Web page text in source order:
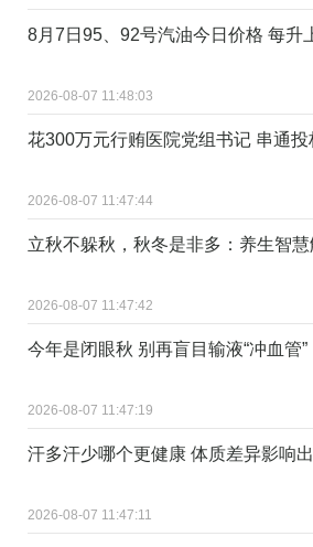
8月7日95、92号汽油今日价格 每升
2026-08-07 11:48:03
花300万元行贿医院党组书记 串通
2026-08-07 11:47:44
立秋不躲秋，秋冬是非多：养生智
2026-08-07 11:47:42
今年是闭眼秋 别再盲目输液“冲血管”
2026-08-07 11:47:19
汗多汗少哪个更健康 体质差异影响
2026-08-07 11:47:11